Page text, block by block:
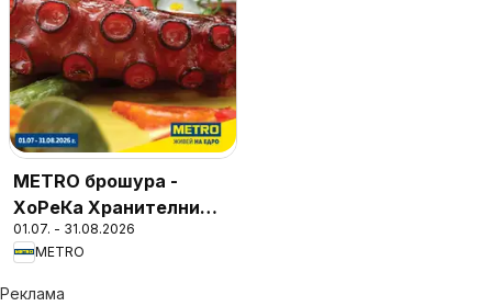
METRO брошура -
ХоРеКа Хранителни
стоки
01.07. - 31.08.2026
METRO
Реклама